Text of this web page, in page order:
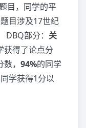
目，同学的平
目涉及17世纪
DBQ部分： 关
获得了论点分
， 94%的同学
学获得1分以